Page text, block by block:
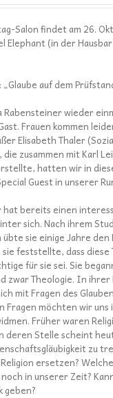
Salon findet am 26.
Elephant (in der
auf dem
wieder
Frauen kommen
Elisabeth Thaler
die zusammen mit Karl
hatten wir in
Guest in unserer
hat bereits einen
sich. Nach ihrem
sie einige Jahre den
feststellte, dass diese
für sie sei. Sie
zwar Theologie. In
mit Fragen des
Fragen möchten wir uns
Früher waren
deren Stelle scheint
zu
ersetzen?
in unserer Zeit?
geben?